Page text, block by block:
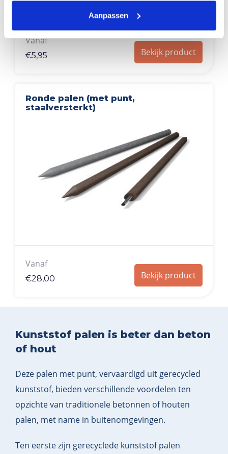
Aanpassen
Vanaf
€5,95 Bekijk product
Ronde palen (met punt,
staalversterkt)
Vanaf
€28,00 Bekijk product
Kunststof palen is beter dan beton
of hout
Deze palen met punt, vervaardigd uit gerecycled
kunststof, bieden verschillende voordelen ten
opzichte van traditionele betonnen of houten
palen, met name in buitenomgevingen.
Ten eerste zijn gerecyclede kunststof palen